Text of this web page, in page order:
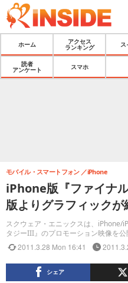
ホーム
アクセス
ランキング
ス
読者
アンケート
スマホ
iPhone版『ファイナ
版よりグラフィック
スクウェア・エニックスは、iPhone/
タジーIII』のプロモーション映像を公
モバイル・スマートフォン iPhone
2011.3.28 Mon 16:41
シェア